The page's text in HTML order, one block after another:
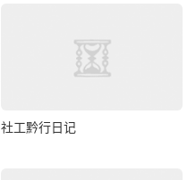
社工黔行日记